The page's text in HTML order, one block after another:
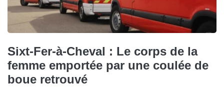
Sixt-Fer-à-Cheval : Le corps de la
femme emportée par une coulée de
boue retrouvé